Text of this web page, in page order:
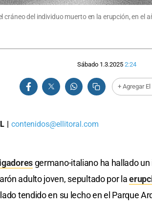
cráneo del individuo muerto en la erupción, en el
Sábado 1.3.2025 2:24
+ Agregar
| contenidos@ellitoral.com
germano-italiano ha hallado
adulto joven, sepultado por la
tendido en su lecho en el Parque